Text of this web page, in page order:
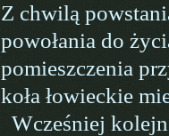
Z chwilą
powołania do
pomieszczenia
koła łowieckie
Wcześniej